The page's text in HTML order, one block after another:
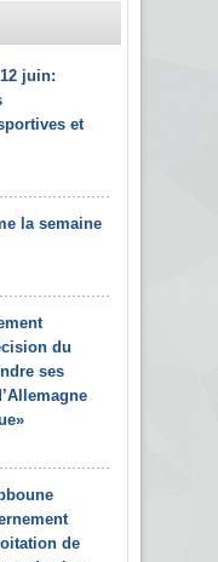
juin:
et
la semaine
du
ses
de